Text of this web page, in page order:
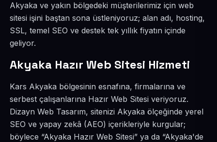
Akyaka ve yakın bölgedeki müşterilerimiz için web
sitesi işini baştan sona üstleniyoruz; alan adı, hosting,
SSL, temel SEO ve destek tek yıllık fiyatın içinde
geliyor.
Akyaka Hazır Web Sitesi Hizmeti
Kars Akyaka bölgesinin esnafına, firmalarına ve
serbest çalışanlarına Hazır Web Sitesi veriyoruz.
Dizayn Web Tasarım, sitenizi Akyaka ölçeğinde yerel
SEO ve yapay zekâ (AEO) içerikleriyle kurgular;
böylece “Akyaka Hazır Web Sitesi” ya da “Akyaka'de